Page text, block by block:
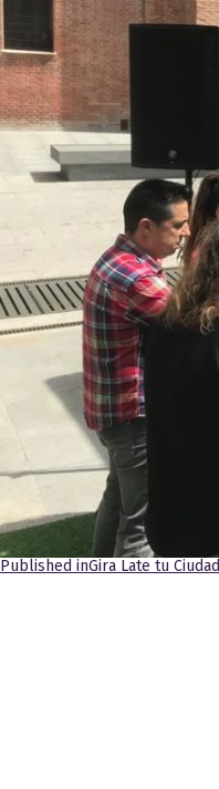
Navegación
Published inGira Late tu Ciudad